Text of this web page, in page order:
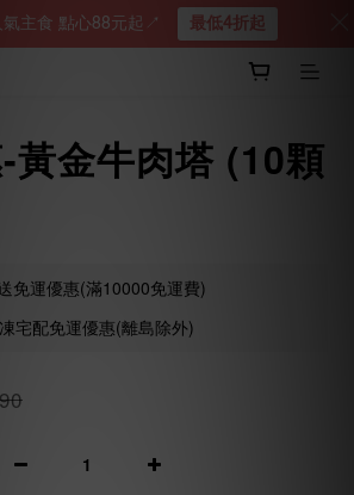
黃金牛肉塔 (10顆
免運優惠(滿10000免運費)
宅配免運優惠(離島除外)
氣主食 點心88元起↗︎ 最低4折起